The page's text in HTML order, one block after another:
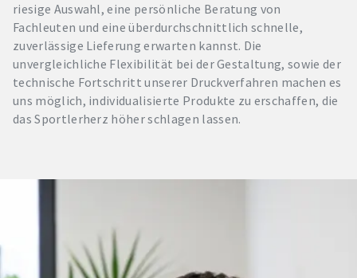
riesige Auswahl, eine persönliche Beratung von
Fachleuten und eine überdurchschnittlich schnelle,
zuverlässige Lieferung erwarten kannst. Die
unvergleichliche Flexibilität bei der Gestaltung, sowie der
technische Fortschritt unserer Druckverfahren machen es
uns möglich, individualisierte Produkte zu erschaffen, die
das Sportlerherz höher schlagen lassen.